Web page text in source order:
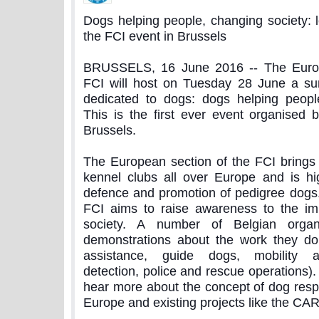
Dogs helping people, changing society:
the FCI event in Brussels
BRUSSELS, 16 June 2016 -- The
FCI will host on Tuesday 28 June a
dedicated to dogs: dogs helping
This is the first ever event organised
Brussels.
The European section of the FCI
kennel clubs all over Europe and is
defence and promotion of pedigree
FCI aims to raise awareness to the
society. A number of Belgian
demonstrations about the work they
assistance, guide dogs, mobility
detection, police and rescue
hear more about the concept of dog
Europe and existing projects like the